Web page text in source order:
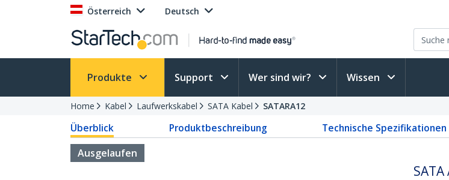
Österreich Deutsch
Produkte Support Wer sind wir? Wissen
Home Kabel Laufwerkskabel SATA Kabel SATARA12
Überblick Produktbeschreibung Technische Spezifikationen
Ausgelaufen